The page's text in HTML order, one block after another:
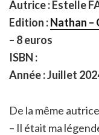
Autrice : Estelle
Edition :Nathan
– 8 euros
ISBN :
Année : Juillet
De la même
– Il était ma